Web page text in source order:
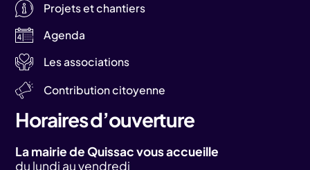
Projets et chantiers
Agenda
Les associations
Contribution citoyenne
Horaires d’ouverture
La mairie de Quissac vous accueille
du lundi au vendredi